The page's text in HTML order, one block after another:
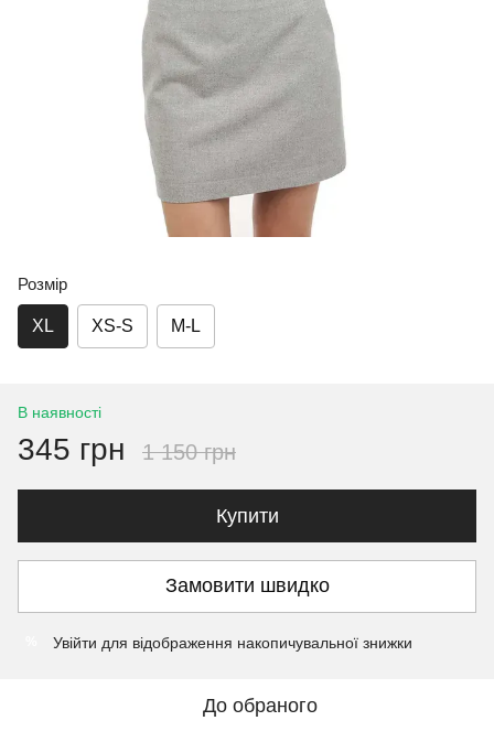
Розмір
XL XS-S M-L
В наявності
345 грн 1 150 грн
Купити
Замовити швидко
Увійти для відображення накопичувальної знижки
До обраного